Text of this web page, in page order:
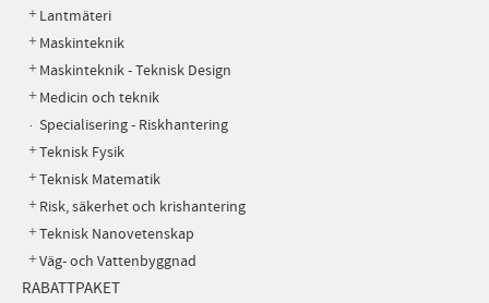
Lantmäteri
Maskinteknik
Maskinteknik - Teknisk Design
Medicin och teknik
Specialisering - Riskhantering
Teknisk Fysik
Teknisk Matematik
Risk, säkerhet och krishantering
Teknisk Nanovetenskap
Väg- och Vattenbyggnad
RABATTPAKET